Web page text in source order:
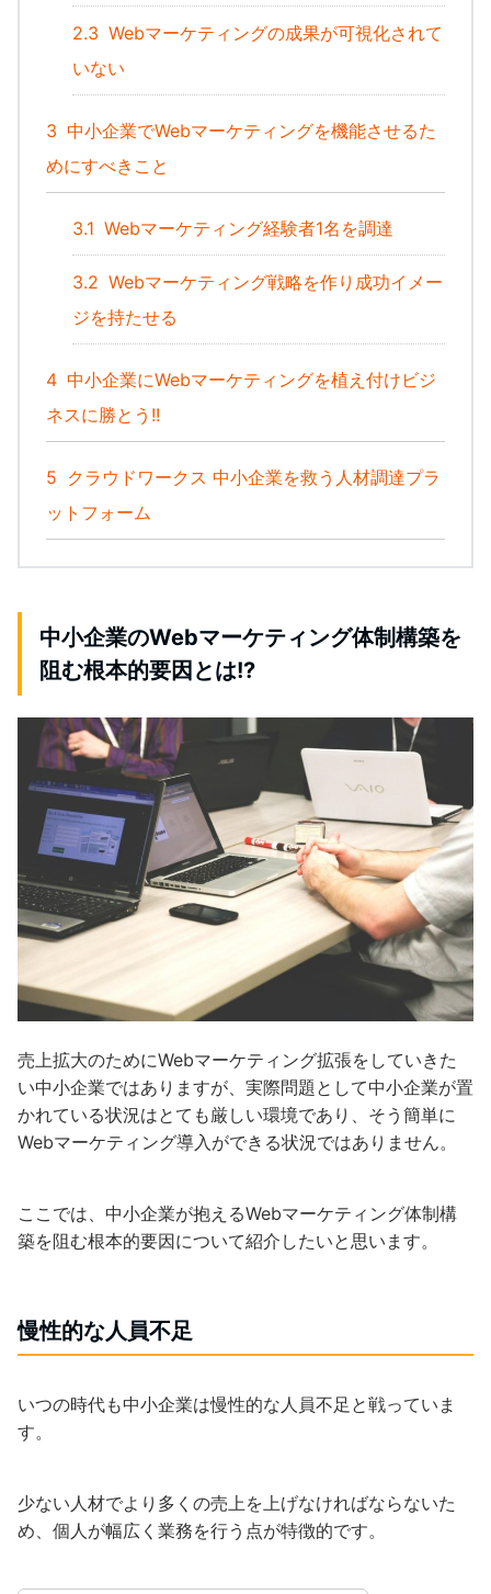
2.3 Webマーケティングの成果が可視化されて
いない
3 中小企業でWebマーケティングを機能させるた
めにすべきこと
3.1 Webマーケティング経験者1名を調達
3.2 Webマーケティング戦略を作り成功イメー
ジを持たせる
4 中小企業にWebマーケティングを植え付けビジ
ネスに勝とう!!
5 クラウドワークス 中小企業を救う人材調達プラ
ットフォーム
中小企業のWebマーケティング体制構築を
阻む根本的要因とは!?
売上拡大のためにWebマーケティング拡張をしていきた
い中小企業ではありますが、実際問題として中小企業が置
かれている状況はとても厳しい環境であり、そう簡単に
Webマーケティング導入ができる状況ではありません。
ここでは、中小企業が抱えるWebマーケティング体制構
築を阻む根本的要因について紹介したいと思います。
慢性的な人員不足
いつの時代も中小企業は慢性的な人員不足と戦っていま
す。
少ない人材でより多くの売上を上げなければならないた
め、個人が幅広く業務を行う点が特徴的です。